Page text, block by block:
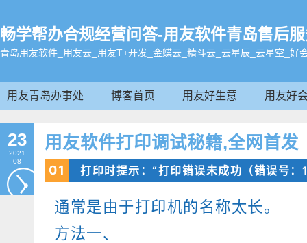
畅学帮办合规经营问答-用友软件青岛售后
青岛用友软件_用友云_用友T+开发_金蝶云_精斗云_云星辰_云星空_好
用友青岛办事处 博客首页 用友好生意 用友好
23
2021
08
用友软件打印调试秘籍,全网首发
01 打印时提示：“打印错误未成功（错误号：
通常是由于打印机的名称太长。
方法一、